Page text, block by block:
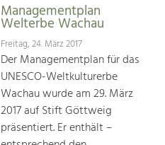
Managementplan
Welterbe Wachau
Freitag, 24. März 2017
Der Managementplan für das
UNESCO-Weltkulturerbe
Wachau wurde am 29. März
2017 auf Stift Göttweig
präsentiert. Er enthält –